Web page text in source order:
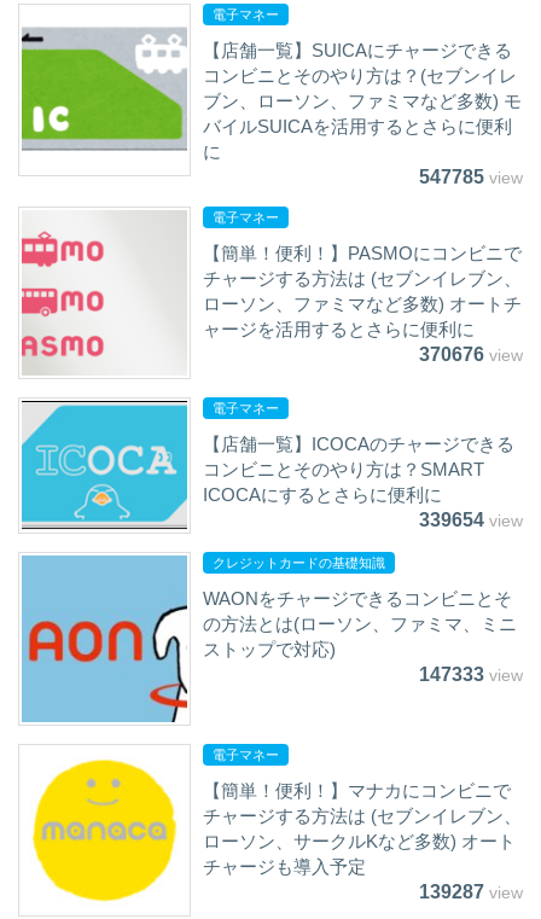
電子マネー
【店舗一覧】SUICAにチャージできる
コンビニとそのやり方は？(セブンイレ
ブン、ローソン、ファミマなど多数) モ
バイルSUICAを活用するとさらに便利
に
547785view
電子マネー
【簡単！便利！】PASMOにコンビニで
チャージする方法は (セブンイレブン、
ローソン、ファミマなど多数) オートチ
ャージを活用するとさらに便利に
370676view
電子マネー
【店舗一覧】ICOCAのチャージできる
コンビニとそのやり方は？SMART
ICOCAにするとさらに便利に
339654view
クレジットカードの基礎知識
WAONをチャージできるコンビニとそ
の方法とは(ローソン、ファミマ、ミニ
ストップで対応)
147333view
電子マネー
【簡単！便利！】マナカにコンビニで
チャージする方法は (セブンイレブン、
ローソン、サークルKなど多数) オート
チャージも導入予定
139287 view